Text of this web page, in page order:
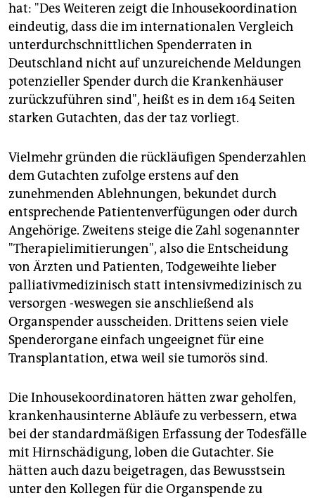
hat: "Des Weiteren zeigt die Inhousekoordination
eindeutig, dass die im internationalen Vergleich
unterdurchschnittlichen Spenderraten in
Deutschland nicht auf unzureichende Meldungen
potenzieller Spender durch die Krankenhäuser
zurückzuführen sind", heißt es in dem 164 Seiten
starken Gutachten, das der taz vorliegt.
Vielmehr gründen die rückläufigen Spenderzahlen
dem Gutachten zufolge erstens auf den
zunehmenden Ablehnungen, bekundet durch
entsprechende Patientenverfügungen oder durch
Angehörige. Zweitens steige die Zahl sogenannter
"Therapielimitierungen", also die Entscheidung
von Ärzten und Patienten, Todgeweihte lieber
palliativmedizinisch statt intensivmedizinisch zu
versorgen -weswegen sie anschließend als
Organspender ausscheiden. Drittens seien viele
Spenderorgane einfach ungeeignet für eine
Transplantation, etwa weil sie tumorös sind.
Die Inhousekoordinatoren hätten zwar geholfen,
krankenhausinterne Abläufe zu verbessern, etwa
bei der standardmäßigen Erfassung der Todesfälle
mit Hirnschädigung, loben die Gutachter. Sie
hätten auch dazu beigetragen, das Bewusstsein
unter den Kollegen für die Organspende zu